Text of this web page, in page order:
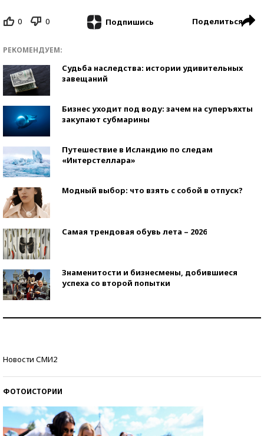
0 0 Подпишись Поделиться
РЕКОМЕНДУЕМ:
Судьба наследства: истории удивительных
завещаний
Бизнес уходит под воду: зачем на суперъяхты
закупают субмарины
Путешествие в Исландию по следам
«Интерстеллара»
Модный выбор: что взять с собой в отпуск?
Самая трендовая обувь лета – 2026
Знаменитости и бизнесмены, добившиеся
успеха со второй попытки
Новости СМИ2
ФОТОИСТОРИИ